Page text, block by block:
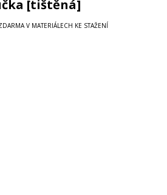
[tištěná]
V MATERIÁLECH KE STAŽENÍ